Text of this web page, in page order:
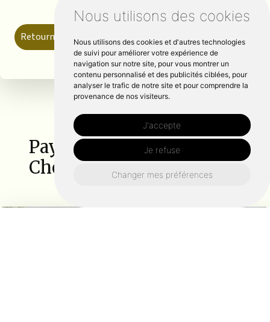
Nous utilisons des cookies
Nous utilisons des cookies et d'autres technologies
de suivi pour améliorer votre expérience de
navigation sur notre site, pour vous montrer un
contenu personnalisé et des publicités ciblées, pour
analyser le trafic de notre site et pour comprendre la
provenance de nos visiteurs.
J'accepte
Je refuse
Changer mes préférences
Retourner vers nature-et-creations.fr
Paysagiste autour de
Cherbourg en cotentin :